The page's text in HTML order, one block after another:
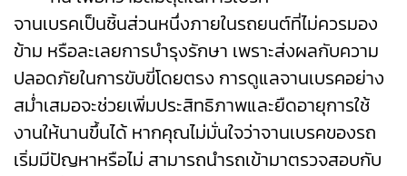
จานเบรคเป็นชิ้นส่วนหนึ่งภายในรถยนต์ที่ไม่ควรมอง
ข้าม หรือละเลยการบำรุงรักษา เพราะส่งผลกับความ
ปลอดภัยในการขับขี่โดยตรง การดูแลจานเบรคอย่าง
สม่ำเสมอจะช่วยเพิ่มประสิทธิภาพและยืดอายุการใช้
งานให้นานขึ้นได้ หากคุณไม่มั่นใจว่าจานเบรคของรถ
เริ่มมีปัญหาหรือไม่ สามารถนำรถเข้ามาตรวจสอบกับ